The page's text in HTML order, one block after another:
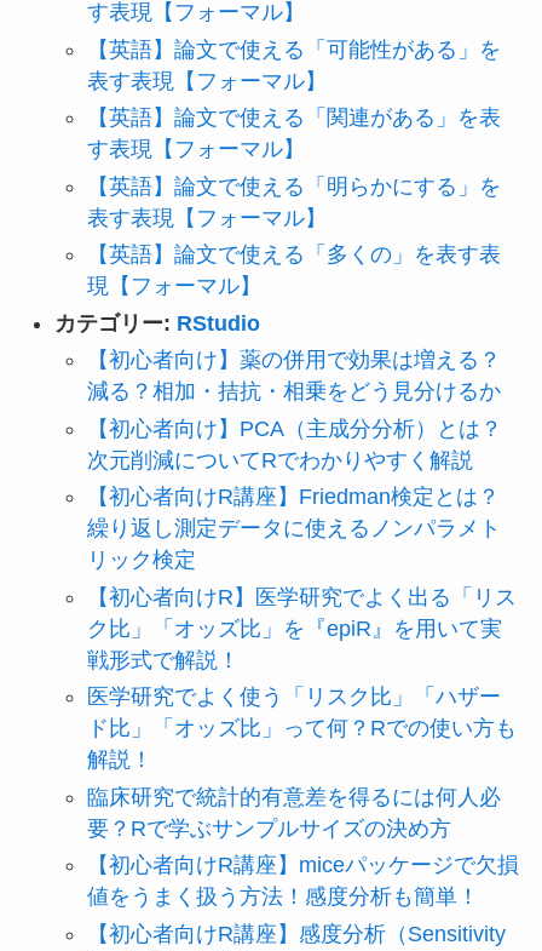
す表現【フォーマル】
【英語】論文で使える「可能性がある」を
表す表現【フォーマル】
【英語】論文で使える「関連がある」を表
す表現【フォーマル】
【英語】論文で使える「明らかにする」を
表す表現【フォーマル】
【英語】論文で使える「多くの」を表す表
現【フォーマル】
カテゴリー: RStudio
【初心者向け】薬の併用で効果は増える？
減る？相加・拮抗・相乗をどう見分けるか
【初心者向け】PCA（主成分分析）とは？
次元削減についてRでわかりやすく解説
【初心者向けR講座】Friedman検定とは？
繰り返し測定データに使えるノンパラメト
リック検定
【初心者向けR】医学研究でよく出る「リス
ク比」「オッズ比」を『epiR』を用いて実
戦形式で解説！
医学研究でよく使う「リスク比」「ハザー
ド比」「オッズ比」って何？Rでの使い方も
解説！
臨床研究で統計的有意差を得るには何人必
要？Rで学ぶサンプルサイズの決め方
【初心者向けR講座】miceパッケージで欠損
値をうまく扱う方法！感度分析も簡単！
【初心者向けR講座】感度分析（Sensitivity